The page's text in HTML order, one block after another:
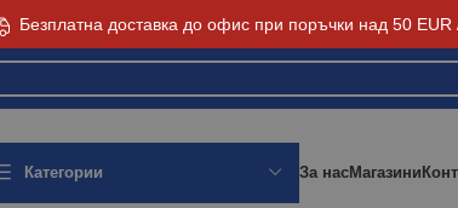
Безплатна доставка до офис при поръчки над 50 EUR
Категории За насМагазини